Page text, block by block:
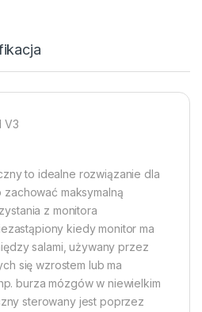
V3
to idealne rozwiązanie dla
maksymalną
z monitora
kiedy monitor ma
salami, używany przez
się wzrostem lub ma
burza mózgów w niewielkim
sterowany jest poprzez